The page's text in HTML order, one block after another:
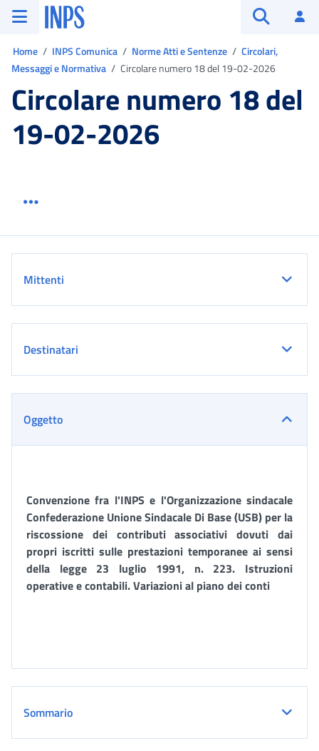
Vai al menu principale
Vai al contenuto principale
Vai al pie' di pagina
INPS ()
Home INPS Comunica Norme Atti e Sentenze
Circolari,
Messaggi e Normativa
Circolare numero 18 del 19-02-2026
Circolare numero 18 del
19-02-2026
Mittenti
Destinatari
Oggetto
Convenzione fra l'INPS e l'Organizzazione sindacale
Confederazione Unione Sindacale Di Base (USB) per la
riscossione dei contributi associativi dovuti dai
propri iscritti sulle prestazioni temporanee ai sensi
della legge 23 luglio 1991, n. 223. Istruzioni
operative e contabili. Variazioni al piano dei conti
Sommario